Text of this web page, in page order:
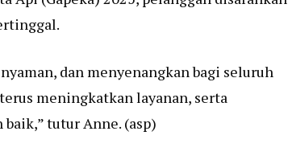
dan menyenangkan bagi seluruh
meningkatkan layanan, serta
tutur Anne. (asp)